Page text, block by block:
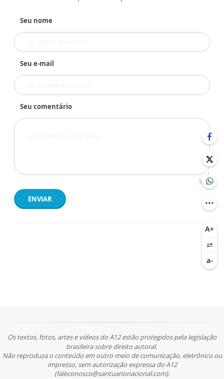
Seu nome
Seu e-mail
Seu comentário
500
ENVIAR
Os textos, fotos, artes e vídeos do A12 estão protegidos pela legislação
brasileira sobre direito autoral.
Não reproduza o conteúdo em outro meio de comunicação, eletrônico ou
impresso, sem autorização expressa do A12
(faleconosco@santuarionacional.com).